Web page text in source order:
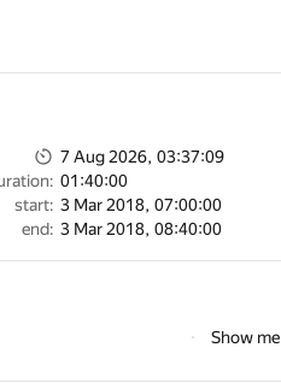
7 Aug 2026, 03:37:09
01:40:00
start: 3 Mar 2018, 07:00:00
end: 3 Mar 2018, 08:40:00
Show me